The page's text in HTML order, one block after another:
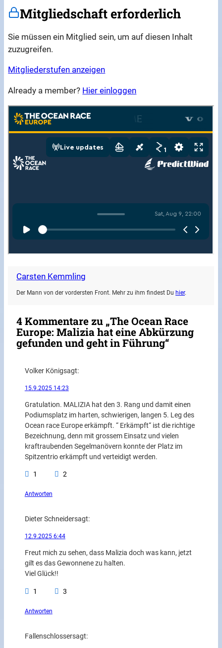
Mitgliedschaft erforderlich
Sie müssen ein Mitglied sein, um auf diesen Inhalt
zuzugreifen.
Mitgliederstufen anzeigen
Already a member? Hier einloggen
Carsten Kemmling
Der Mann von der vordersten Front. Mehr zu ihm findest Duhier.
4 Kommentare zu „The Ocean Race
Europe: Malizia hat eine Abkürzung
gefunden und geht in Führung“
Volker Königsagt:
15.9.2025 14:23
Gratulation. MALIZIA hat den 3. Rang und damit einen
Podiumsplatz im harten, schwierigen, langen 5. Leg des
Ocean race Europe erkämpft. “ Erkämpft“ ist die richtige
Bezeichnung, denn mit grossem Einsatz und vielen
kraftraubenden Segelmanövern konnte der Platz im
Spitzentrio erkämpft und verteidigt werden.
1 2
Antworten
Dieter Schneidersagt:
12.9.2025 6:44
Freut mich zu sehen, dass Malizia doch was kann, jetzt
gilt es das Gewonnene zu halten.
Viel Glück!!
1 3
Antworten
Fallenschlossersagt: